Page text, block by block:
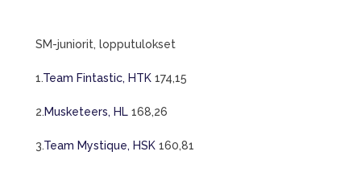
SM-juniorit, lopputulokset
1.Team Fintastic, HTK 174,15
2.Musketeers, HL 168,26
3.Team Mystique, HSK 160,81